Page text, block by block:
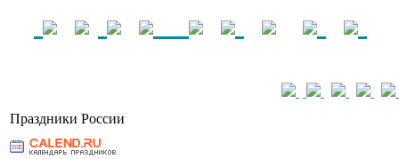
Праздники России